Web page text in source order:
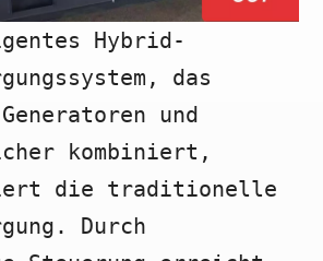
Hybrid-
das
und
kombiniert,
die traditionelle
Durch